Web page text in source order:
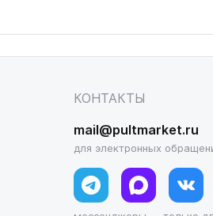
КОНТАКТЫ
mail@pultmarket.ru
для электронных